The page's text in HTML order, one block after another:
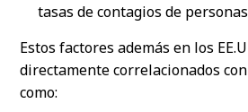
tasas de contagios de
Estos factores además en los
directamente correlacionados
como: